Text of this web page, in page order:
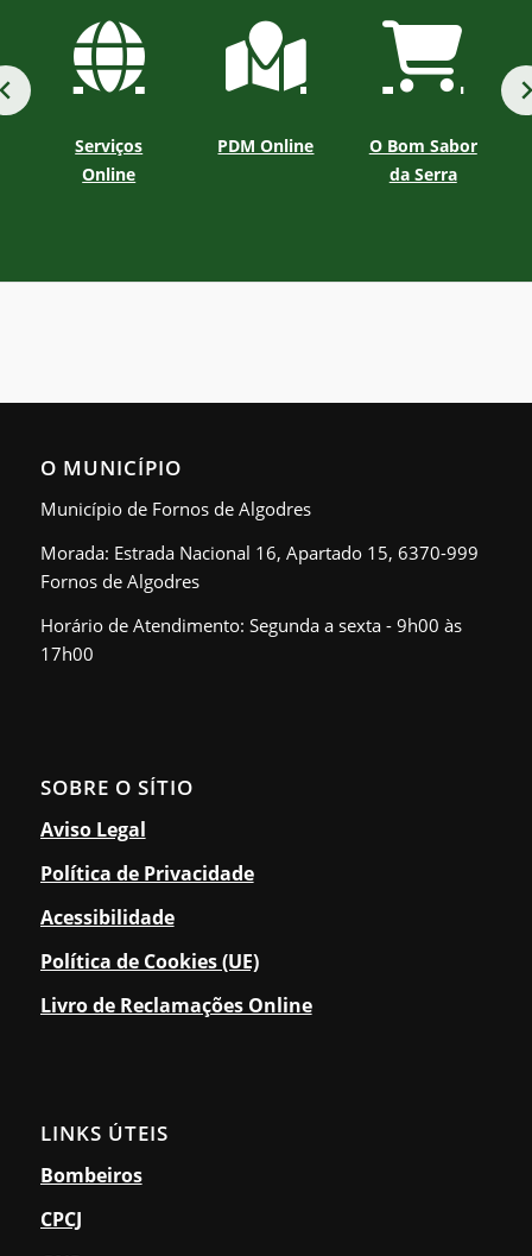
Serviços
Online
PDM Online
O Bom Sabor
da Serra
O MUNICÍPIO
Município de Fornos de Algodres
Morada: Estrada Nacional 16, Apartado 15, 6370-999
Fornos de Algodres
Horário de Atendimento: Segunda a sexta - 9h00 às
17h00
SOBRE O SÍTIO
Aviso Legal
Política de Privacidade
Acessibilidade
Política de Cookies (UE)
Livro de Reclamações Online
LINKS ÚTEIS
Bombeiros
CPCJ